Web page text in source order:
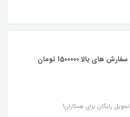
های بالا 1500000 تومان
رایگان برای همکاران!